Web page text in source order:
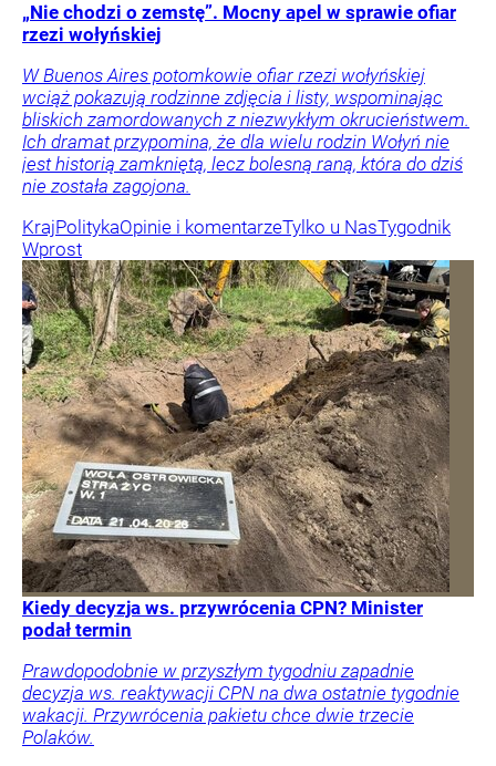
„Nie chodzi o zemstę”. Mocny apel w sprawie ofiar
rzezi wołyńskiej
W Buenos Aires potomkowie ofiar rzezi wołyńskiej
wciąż pokazują rodzinne zdjęcia i listy, wspominając
bliskich zamordowanych z niezwykłym okrucieństwem.
Ich dramat przypomina, że dla wielu rodzin Wołyń nie
jest historią zamkniętą, lecz bolesną raną, która do dziś
nie została zagojona.
KrajPolitykaOpinie i komentarzeTylko u NasTygodnik
Wprost
Kiedy decyzja ws. przywrócenia CPN? Minister
podał termin
Prawdopodobnie w przyszłym tygodniu zapadnie
decyzja ws. reaktywacji CPN na dwa ostatnie tygodnie
wakacji. Przywrócenia pakietu chce dwie trzecie
Polaków.